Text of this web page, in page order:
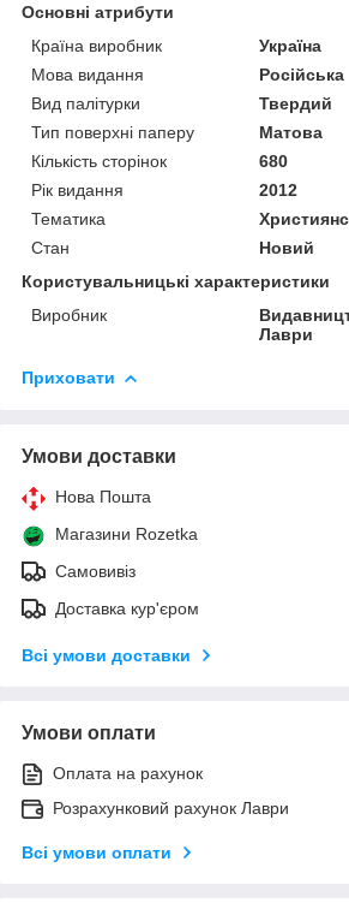
Основні атрибути
Країна виробник
Україна
Мова видання
Російська
Вид палітурки
Твердий
Тип поверхні паперу
Матова
Кількість сторінок
680
Рік видання
2012
Тематика
Стан
Новий
Користувальницькі характеристики
Виробник
Лаври
Приховати
Умови доставки
Нова Пошта
Магазини Rozetka
Самовивіз
Доставка кур'єром
Всі умови доставки
Умови оплати
Оплата на рахунок
Розрахунковий рахунок Лаври
Всі умови оплати